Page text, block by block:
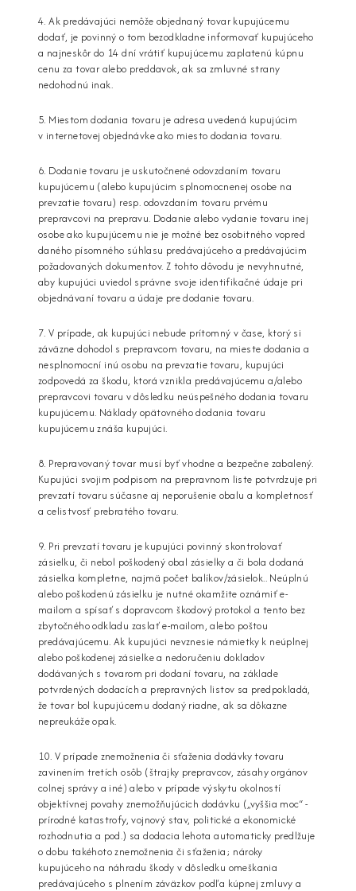
4. Ak predávajúci nemôže objednaný tovar kupujúcemu
dodať, je povinný o tom bezodkladne informovať kupujúceho
a najneskôr do 14 dní vrátiť kupujúcemu zaplatenú kúpnu
cenu za tovar alebo preddavok, ak sa zmluvné strany
nedohodnú inak.
5. Miestom dodania tovaru je adresa uvedená kupujúcim
v internetovej objednávke ako miesto dodania tovaru.
6. Dodanie tovaru je uskutočnené odovzdaním tovaru
kupujúcemu (alebo kupujúcim splnomocnenej osobe na
prevzatie tovaru) resp. odovzdaním tovaru prvému
prepravcovi na prepravu. Dodanie alebo vydanie tovaru inej
osobe ako kupujúcemu nie je možné bez osobitného vopred
daného písomného súhlasu predávajúceho a predávajúcim
požadovaných dokumentov. Z tohto dôvodu je nevyhnutné,
aby kupujúci uviedol správne svoje identifikačné údaje pri
objednávaní tovaru a údaje pre dodanie tovaru.
7. V prípade, ak kupujúci nebude prítomný v čase, ktorý si
záväzne dohodol s prepravcom tovaru, na mieste dodania a
nesplnomocní inú osobu na prevzatie tovaru, kupujúci
zodpovedá za škodu, ktorá vznikla predávajúcemu a/alebo
prepravcovi tovaru v dôsledku neúspešného dodania tovaru
kupujúcemu. Náklady opätovného dodania tovaru
kupujúcemu znáša kupujúci.
8. Prepravovaný tovar musí byť vhodne a bezpečne zabalený.
Kupujúci svojim podpisom na prepravnom liste potvrdzuje pri
prevzatí tovaru súčasne aj neporušenie obalu a kompletnosť
a celistvosť prebratého tovaru.
9. Pri prevzatí tovaru je kupujúci povinný skontrolovať
zásielku, či nebol poškodený obal zásielky a či bola dodaná
zásielka kompletne, najmä počet balíkov/zásielok.. Neúplnú
alebo poškodenú zásielku je nutné okamžite oznámiť e-
mailom a spísať s dopravcom škodový protokol a tento bez
zbytočného odkladu zaslať e-mailom, alebo poštou
predávajúcemu. Ak kupujúci nevznesie námietky k neúplnej
alebo poškodenej zásielke a nedoručeniu dokladov
dodávaných s tovarom pri dodaní tovaru, na základe
potvrdených dodacích a prepravných listov sa predpokladá,
že tovar bol kupujúcemu dodaný riadne, ak sa dôkazne
nepreukáže opak.
10. V prípade znemožnenia či sťaženia dodávky tovaru
zavinením tretích osôb (štrajky prepravcov, zásahy orgánov
colnej správy a iné) alebo v prípade výskytu okolností
objektívnej povahy znemožňujúcich dodávku („vyššia moc“ -
prírodné katastrofy, vojnový stav, politické a ekonomické
rozhodnutia a pod.) sa dodacia lehota automaticky predlžuje
o dobu takéhoto znemožnenia či sťaženia; nároky
kupujúceho na náhradu škody v dôsledku omeškania
predávajúceho s plnením záväzkov podľa kúpnej zmluvy a